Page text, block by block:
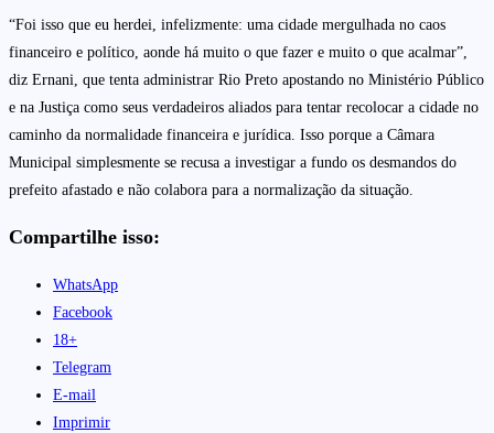
“Foi isso que eu herdei, infelizmente: uma cidade mergulhada no caos
financeiro e político, aonde há muito o que fazer e muito o que acalmar”,
diz Ernani, que tenta administrar Rio Preto apostando no Ministério Público
e na Justiça como seus verdadeiros aliados para tentar recolocar a cidade no
caminho da normalidade financeira e jurídica. Isso porque a Câmara
Municipal simplesmente se recusa a investigar a fundo os desmandos do
prefeito afastado e não colabora para a normalização da situação.
Compartilhe isso:
WhatsApp
Facebook
18+
Telegram
E-mail
Imprimir